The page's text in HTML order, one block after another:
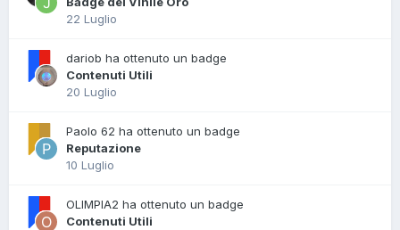
22 Luglio
dariob ha ottenuto un badge
Contenuti Utili
20 Luglio
Paolo 62 ha ottenuto un badge
Reputazione
10 Luglio
OLIMPIA2 ha ottenuto un badge
Contenuti Utili